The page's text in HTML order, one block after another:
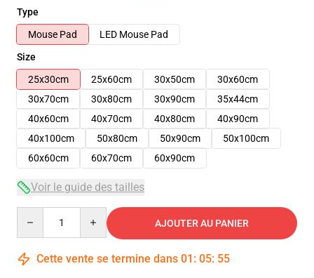
Type
Mouse Pad
LED Mouse Pad
Size
25x30cm
25x60cm 30x50cm
30x60cm
30x70cm
30x80cm 30x90cm
35x44cm
40x60cm
40x70cm 40x80cm
40x90cm
40x100cm
50x80cm 50x90cm
50x100cm
60x60cm
60x70cm 60x90cm
Voir le guide des tailles
AJOUTER AU PANIER
Cette vente se termine dans 01 : 05: 54